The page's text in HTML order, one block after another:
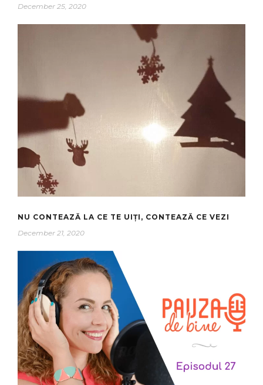
December 25, 2020
NU CONTEAZĂ LA CE TE UIȚI, CONTEAZĂ CE VEZI
December 21, 2020